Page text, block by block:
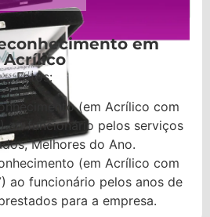
em
Acrílico
Fotos:
(em Acrílico com
ao funcionário pelos serviços
Melhores do Ano.
(em Acrílico com
ao funcionário pelos anos de
para a empresa.